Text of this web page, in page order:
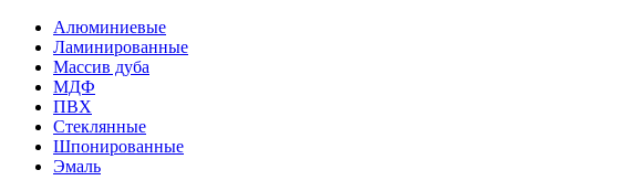
Алюминиевые
Ламинированные
Массив дуба
МДФ
ПВХ
Стеклянные
Шпонированные
Эмаль